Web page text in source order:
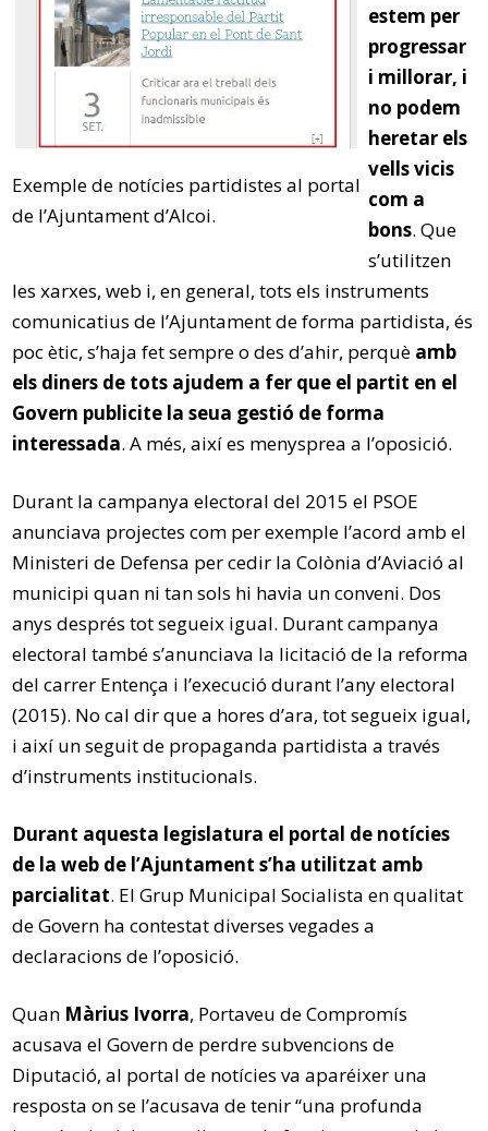
Exemple de notícies partidistes al portal
de l’Ajuntament d’Alcoi.
estem per
progressar
i millorar, i
no podem
heretar els
vells vicis
com a
bons. Que
s’utilitzen
les xarxes, web i, en general, tots els instruments
comunicatius de l’Ajuntament de forma partidista, és
poc ètic, s’haja fet sempre o des d’ahir, perquè amb
els diners de tots ajudem a fer que el partit en el
Govern publicite la seua gestió de forma
interessada. A més, així es menysprea a l’oposició.
Durant la campanya electoral del 2015 el PSOE
anunciava projectes com per exemple l’acord amb el
Ministeri de Defensa per cedir la Colònia d’Aviació al
municipi quan ni tan sols hi havia un conveni. Dos
anys després tot segueix igual. Durant campanya
electoral també s’anunciava la licitació de la reforma
del carrer Entença i l’execució durant l’any electoral
(2015). No cal dir que a hores d’ara, tot segueix igual,
i així un seguit de propaganda partidista a través
d’instruments institucionals.
Durant aquesta legislatura el portal de notícies
de la web de l’Ajuntament s’ha utilitzat amb
parcialitat. El Grup Municipal Socialista en qualitat
de Govern ha contestat diverses vegades a
declaracions de l’oposició.
Quan Màrius Ivorra, Portaveu de Compromís
acusava el Govern de perdre subvencions de
Diputació, al portal de notícies va aparéixer una
resposta on se l’acusava de tenir “una profunda